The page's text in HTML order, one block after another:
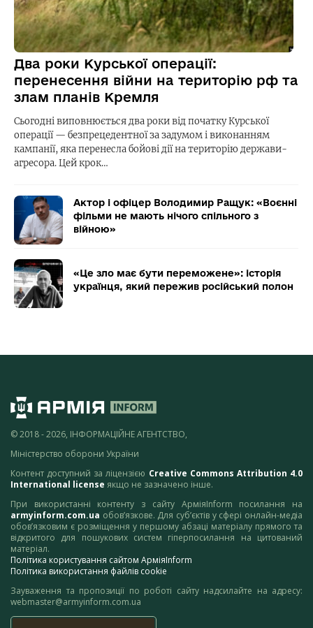
Два роки Курської операції:
перенесення війни на територію рф та
злам планів Кремля
Сьогодні виповнюється два роки від початку Курської
операції — безпрецедентної за задумом і виконанням
кампанії, яка перенесла бойові дії на територію держави-
агресора. Цей крок…
Актор і офіцер Володимир Ращук: «Воєнні
фільми не мають нічого спільного з
війною»
«Це зло має бути переможене»: історія
українця, який пережив російський полон
© 2018 - 2026, ІНФОРМАЦІЙНЕ АГЕНТСТВО,
Міністерство оборони України
Контент доступний за ліцензією Creative Commons Attribution 4.0
International license якщо не зазначено інше.
При використанні контенту з сайту АрміяInform посилання на
armyinform.com.ua обов’язкове. Для суб’єктів у сфері онлайн-медіа
обов’язковим є розміщення у першому абзаці матеріалу прямого та
відкритого для пошукових систем гіперпосилання на цитований
матеріал.
Політика користування сайтом АрміяInform
Політика використання файлів cookie
Зауваження та пропозиції по роботі сайту надсилайте на адресу:
webmaster@armyinform.com.ua